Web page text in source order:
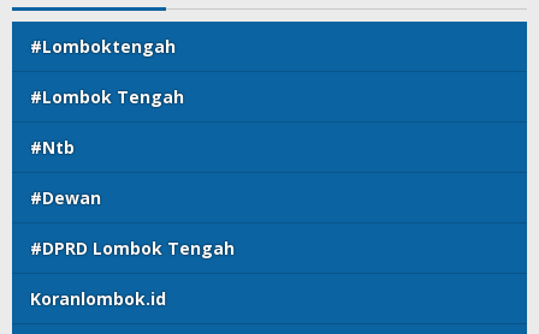
#Lomboktengah
#Lombok Tengah
#Ntb
#Dewan
#DPRD Lombok Tengah
Koranlombok.id